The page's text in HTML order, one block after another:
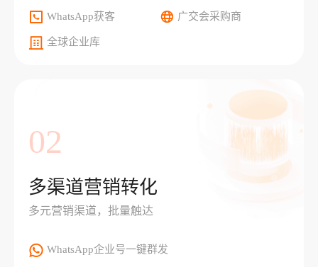
WhatsApp获客 广交会采购商
全球企业库
02
多渠道营销转化
多元营销渠道，批量触达
WhatsApp企业号一键群发